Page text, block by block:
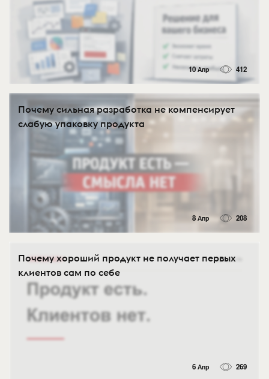
10 Апр 412
Почему сильная разработка не компенсирует
слабую упаковку продукта
8 Апр 208
Почему хороший продукт не получает первых
клиентов сам по себе
6 Апр 269